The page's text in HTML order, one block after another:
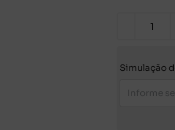
Simulação